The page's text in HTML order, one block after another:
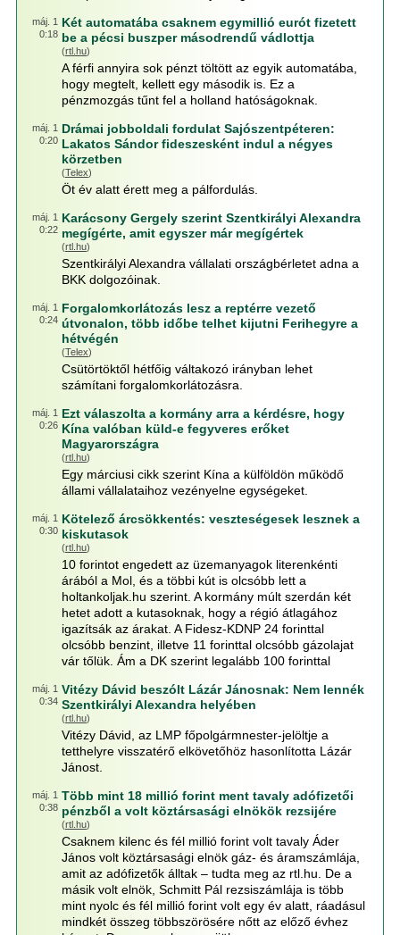
máj. 1
0:18
Két automatába csaknem egymillió eurót fizetett
be a pécsi buszper másodrendű vádlottja
(rtl.hu)
A férfi annyira sok pénzt töltött az egyik automatába,
hogy megtelt, kellett egy második is. Ez a
pénzmozgás tűnt fel a holland hatóságoknak.
máj. 1
0:20
Drámai jobboldali fordulat Sajószentpéteren:
Lakatos Sándor fideszesként indul a négyes
körzetben
(Telex)
Öt év alatt érett meg a pálfordulás.
máj. 1
0:22
Karácsony Gergely szerint Szentkirályi Alexandra
megígérte, amit egyszer már megígértek
(rtl.hu)
Szentkirályi Alexandra vállalati országbérletet adna a
BKK dolgozóinak.
máj. 1
0:24
Forgalomkorlátozás lesz a reptérre vezető
útvonalon, több időbe telhet kijutni Ferihegyre a
hétvégén
(Telex)
Csütörtöktől hétfőig váltakozó irányban lehet
számítani forgalomkorlátozásra.
máj. 1
0:26
Ezt válaszolta a kormány arra a kérdésre, hogy
Kína valóban küld-e fegyveres erőket
Magyarországra
(rtl.hu)
Egy márciusi cikk szerint Kína a külföldön működő
állami vállalataihoz vezényelne egységeket.
máj. 1
0:30
Kötelező árcsökkentés: veszteségesek lesznek a
kiskutasok
(rtl.hu)
10 forintot engedett az üzemanyagok literenkénti
árából a Mol, és a többi kút is olcsóbb lett a
holtankoljak.hu szerint. A kormány múlt szerdán két
hetet adott a kutasoknak, hogy a régió átlagához
igazítsák az árakat. A Fidesz-KDNP 24 forinttal
olcsóbb benzint, illetve 11 forinttal olcsóbb gázolajat
vár tőlük. Ám a DK szerint legalább 100 forinttal
máj. 1
0:34
Vitézy Dávid beszólt Lázár Jánosnak: Nem lennék
Szentkirályi Alexandra helyében
(rtl.hu)
Vitézy Dávid, az LMP főpolgármnester-jelöltje a
tetthelyre visszatérő elkövetőhöz hasonlította Lázár
Jánost.
máj. 1
0:38
Több mint 18 millió forint ment tavaly adófizetői
pénzből a volt köztársasági elnökök rezsijére
(rtl.hu)
Csaknem kilenc és fél millió forint volt tavaly Áder
János volt köztársasági elnök gáz- és áramszámlája,
amit az adófizetők álltak – tudta meg az rtl.hu. De a
másik volt elnök, Schmitt Pál rezsiszámlája is több
mint nyolc és fél millió forint volt egy év alatt, ráadásul
mindkét összeg többszörösére nőtt az előző évhez